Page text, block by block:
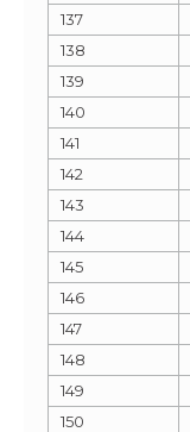
137
138
139
140
141
142
143
144
145
146
147
148
149
150